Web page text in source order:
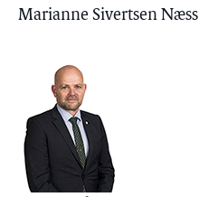
Marianne Sivertsen Næss